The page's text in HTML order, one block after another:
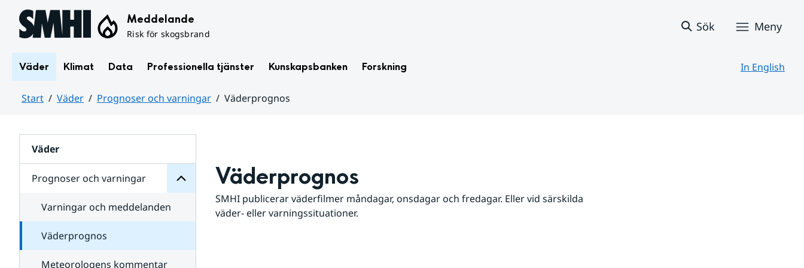
Hoppa till sidans innehåll Meddelande
Risk för skogsbrand
Sök Meny
Väder Klimat Data Professionella tjänster Kunskapsbanken Forskning In English
Start Väder Prognoser och varningar
Väderprognos
Väder
Prognoser och varningar
för
varningar
Varningar och meddelanden
Väderprognos
Meteorologens kommentar
Väderprognos
SMHI publicerar väderfilmer måndagar, onsdagar och fredagar. Eller vid särskilda
väder- eller varningssituationer.